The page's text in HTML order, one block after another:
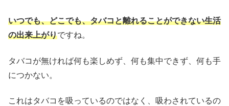
いつでも、どこでも、タバコと離れることができない生活
の出来上がりですね。
タバコが無ければ何も楽しめず、何も集中できず、何も手
につかない。
これはタバコを吸っているのではなく、吸わされているの